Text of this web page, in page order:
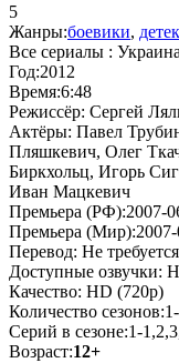
5
Жанры:боевики,
Все сериалы : Украина
Год:2012
Время:6:48
Режиссёр: Сергей
Актёры: Павел
Пляшкевич, Олег
Биркхольц, Игорь
Иван Мацкевич
Премьера (РФ):2007-
Премьера (Мир):
Перевод: Не требуется
Доступные озвучки:
Качество: HD (720p)
Количество сезонов:
Серий в сезоне:1-
Возраст:12+